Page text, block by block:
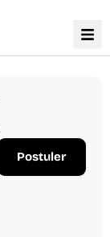
Postuler